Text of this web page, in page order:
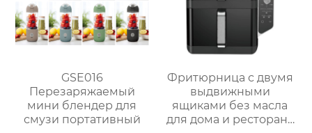
GSE016
Перезаряжаемый
мини блендер для
смузи портативный
Фритюрница с двумя
выдвижными
ящиками без масла
для дома и ресторана